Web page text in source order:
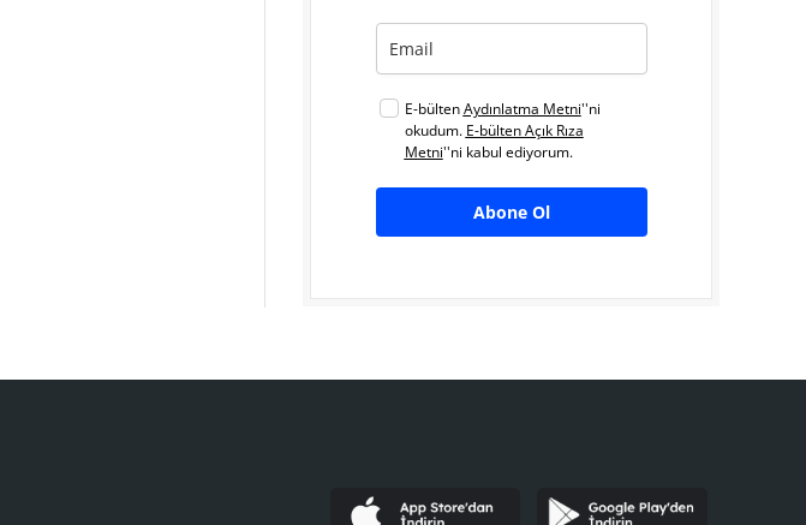
E-bültenAydınlatma Metni''ni
okudum. E-bülten Açık Rıza
Metni''ni kabul ediyorum.
Abone Ol